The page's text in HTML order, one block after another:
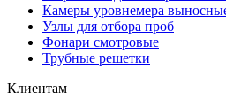
Камеры уровнемера
Узлы для отбора проб
Фонари смотровые
Трубные решетки
Клиентам